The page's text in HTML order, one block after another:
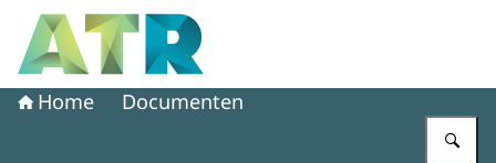
Naar de homepage van Adviescollege toetsing regeldruk
Home Documenten